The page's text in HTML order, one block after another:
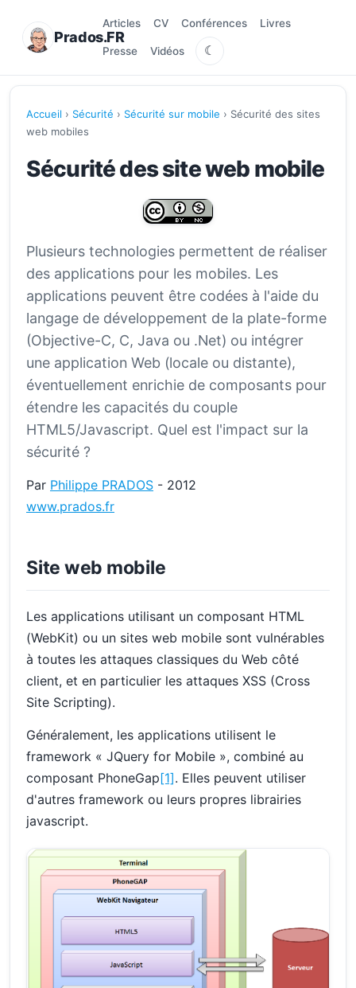
Prados.FR
Articles CV Conférences Livres
Presse Vidéos ☾
Accueil › Sécurité › Sécurité sur mobile › Sécurité des sites
web mobiles
Sécurité des site web mobile
Plusieurs technologies permettent de réaliser
des applications pour les mobiles. Les
applications peuvent être codées à l'aide du
langage de développement de la plate-forme
(Objective-C, C, Java ou .Net) ou intégrer
une application Web (locale ou distante),
éventuellement enrichie de composants pour
étendre les capacités du couple
HTML5/Javascript. Quel est l'impact sur la
sécurité ?
Par Philippe PRADOS - 2012
www.prados.fr
Site web mobile
Les applications utilisant un composant HTML
(WebKit) ou un sites web mobile sont vulnérables
à toutes les attaques classiques du Web côté
client, et en particulier les attaques XSS (Cross
Site Scripting).
Généralement, les applications utilisent le
framework « JQuery for Mobile », combiné au
composant PhoneGap[1]. Elles peuvent utiliser
d'autres framework ou leurs propres librairies
javascript.